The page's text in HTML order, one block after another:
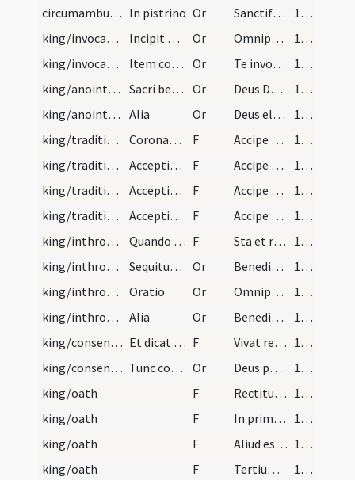
circumambulation/pistrinum/11 In pistrino Or Sanctificetur istud hospitium ... conservante maiestate tua.
121
king/invocation
Incipit ordo qualiter rex ordinari debet Or Omnipotens aeterne Deus creator omnium imperator angelorum ... salusque populorum. Qui
156
king/invocation
Item consecratio sive benedictio regis Or Te invocamus Domine ... feliciter regere mereatur.
157 (112)
king/anointings
Sacri benedictio olei Or Deus Dei Filius ... regnare merearis qui solus sine peccato rex regum vivit et gloriatur cum Deo Patre in unitate Spiritus Sancti Deus
158 (113)
king/anointings
Alia Or Deus electorum fortitudo ... paratum habere facias. Per Dominum nostrum
158 (113)
king/traditio instrumentorum
Coronae regalis impositio F Accipe coronam ... sine fine glorieris.
159 (114)
king/traditio instrumentorum
Acceptio virgae F Accipe virgam virtutis ... prae particibus suis Iesum Christum Dominum nostrum. Qui cum eo vivit et regnat
159 (114)
king/traditio instrumentorum
Acceptio gladii F Accipe gladium ... merearis regnare. Qui
160 (115)
king/traditio instrumentorum
Acceptio anuli F Accipe regiae dignitatis anulum ... glorieris per aevum. Cui est honor et gloria
160 (115)
king/inthronisation
Quando ponitur in solio F Sta et retine ... per auctoritatem Dei omnipotentis
161 (116)
king/inthronisation
Sequitur benedictio Or Benedic Domine hunc praesulem principem ... in pace victores. Quod ipse praestare
161 (116)
king/inthronisation
Oratio Or Omnipotens Deus det tibi ... coadunatae sint super te. Per
162 (117)
king/inthronisation
Alia Or Benedic Domine fortitudinem principis ... auxiliator suus in sempiternum fiat
162 (117)
king/consensus
Et dicat omnis populus tribus vicibus cum episcop… F Vivat rex N. in sempiternum. Amen
163 (118)
king/consensus
Tunc comfirmabitur cum benedictione et omnes prin… Or Deus perpetuitatis auctor dux virtutum ... protegas et defendas. Per
163 (118)
king/oath
F Rectitudo regis est noviter ordinati et in solium sublimati. Haec tria praecepta populo Christiano ... clemens et misericors Deus.
163 (118)
king/oath
F In primis ut Ecclesia ... in omni tempore
163 (118)
king/oath
F Aliud est ut rapacitates et omnes iniquitates omnibus gradibus interdicat
163 (118)
king/oath
F Tertium est ut in omnibus iudiciis ... clemens et misericors Deus. Amen
163 (118)